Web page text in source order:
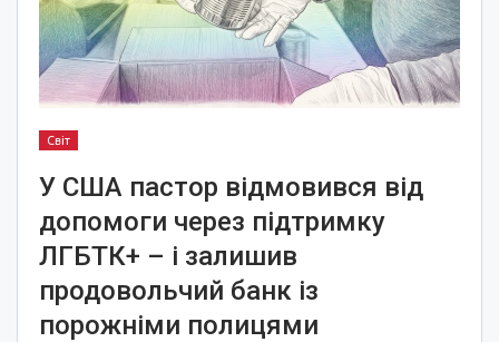
Світ
У США пастор відмовився від
допомоги через підтримку
ЛГБТК+ – і залишив
продовольчий банк із
порожніми полицями